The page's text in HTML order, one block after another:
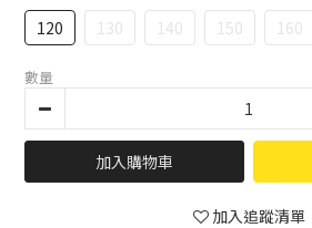
120 130 140 150 160
數量
加入購物車
加入追蹤清單